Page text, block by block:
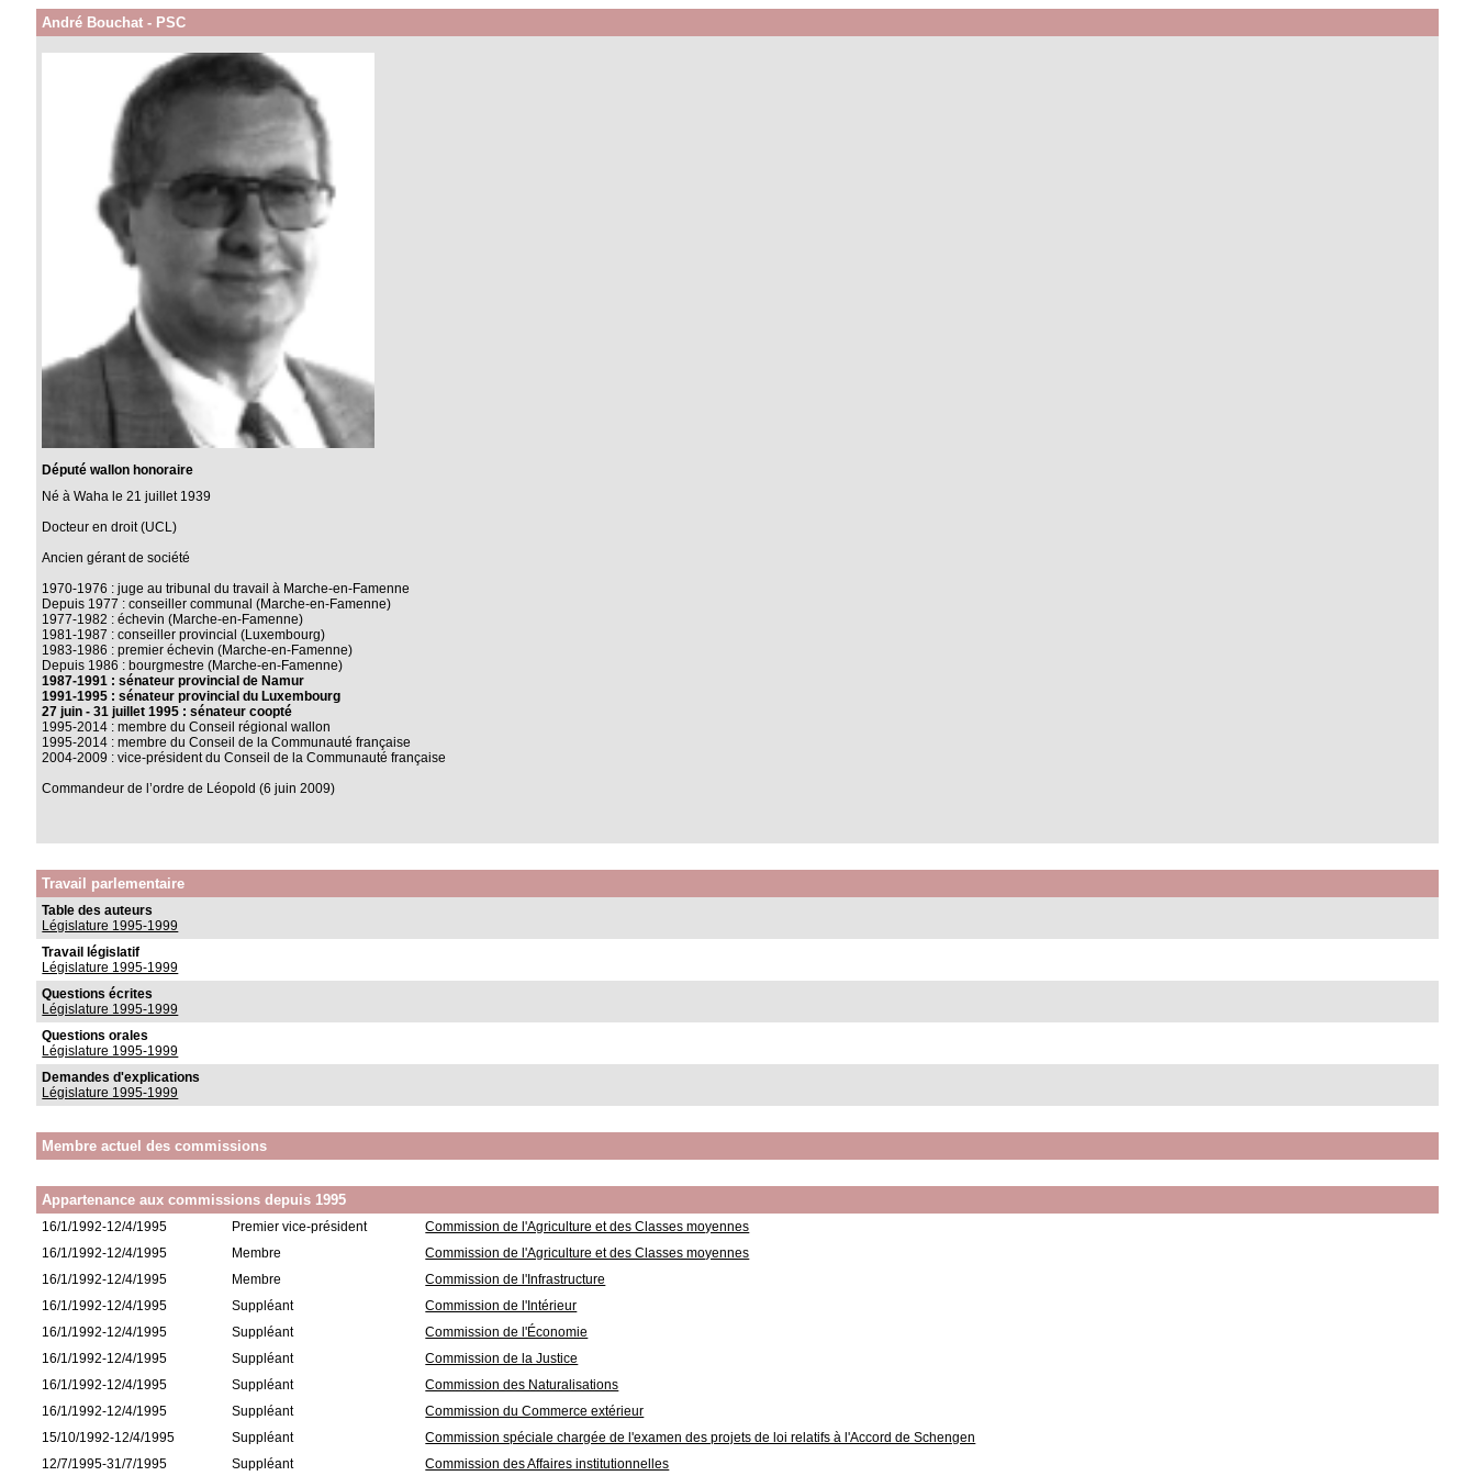
André Bouchat - PSC
Député wallon honoraire
Né à Waha le 21 juillet 1939
Docteur en droit (UCL)
Ancien gérant de société
1970-1976 : juge au tribunal du travail à Marche-en-Famenne
Depuis 1977 : conseiller communal (Marche-en-Famenne)
1977-1982 : échevin (Marche-en-Famenne)
1981-1987 : conseiller provincial (Luxembourg)
1983-1986 : premier échevin (Marche-en-Famenne)
Depuis 1986 : bourgmestre (Marche-en-Famenne)
1987-1991 : sénateur provincial de Namur
1991-1995 : sénateur provincial du Luxembourg
27 juin - 31 juillet 1995 : sénateur coopté
1995-2014 : membre du Conseil régional wallon
1995-2014 : membre du Conseil de la Communauté française
2004-2009 : vice-président du Conseil de la Communauté française
Commandeur de l’ordre de Léopold (6 juin 2009)
Travail parlementaire
Table des auteurs
Législature 1995-1999
Travail législatif
Législature 1995-1999
Questions écrites
Législature 1995-1999
Questions orales
Législature 1995-1999
Demandes d'explications
Législature 1995-1999
Membre actuel des commissions
Appartenance aux commissions depuis 1995
16/1/1992-12/4/1995 Premier vice-président
Commission de l'Agriculture et des Classes moyennes
16/1/1992-12/4/1995
Membre
Commission de l'Agriculture et des Classes moyennes
16/1/1992-12/4/1995
Membre
Commission de l'Infrastructure
16/1/1992-12/4/1995
Suppléant
Commission de l'Intérieur
16/1/1992-12/4/1995
Suppléant
Commission de l'Économie
16/1/1992-12/4/1995
Suppléant
Commission de la Justice
16/1/1992-12/4/1995
Suppléant
Commission des Naturalisations
16/1/1992-12/4/1995
Suppléant
Commission du Commerce extérieur
15/10/1992-12/4/1995
Suppléant
Commission spéciale chargée de l'examen des projets de loi relatifs à l'Accord de Schengen
12/7/1995-31/7/1995
Suppléant Commission des Affaires institutionnelles